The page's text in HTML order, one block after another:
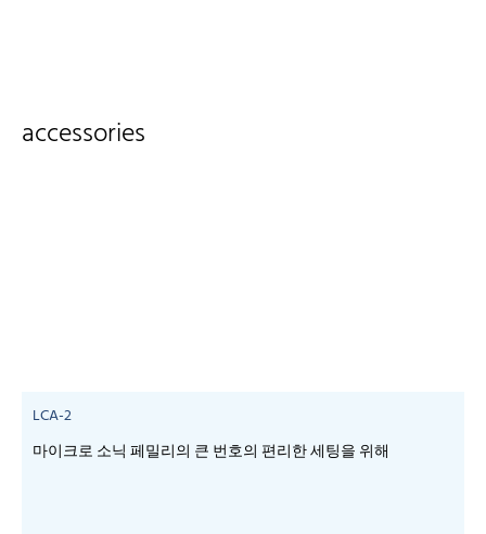
accessories
LCA-2
마이크로 소닉 페밀리의 큰 번호의 편리한 세팅을 위해